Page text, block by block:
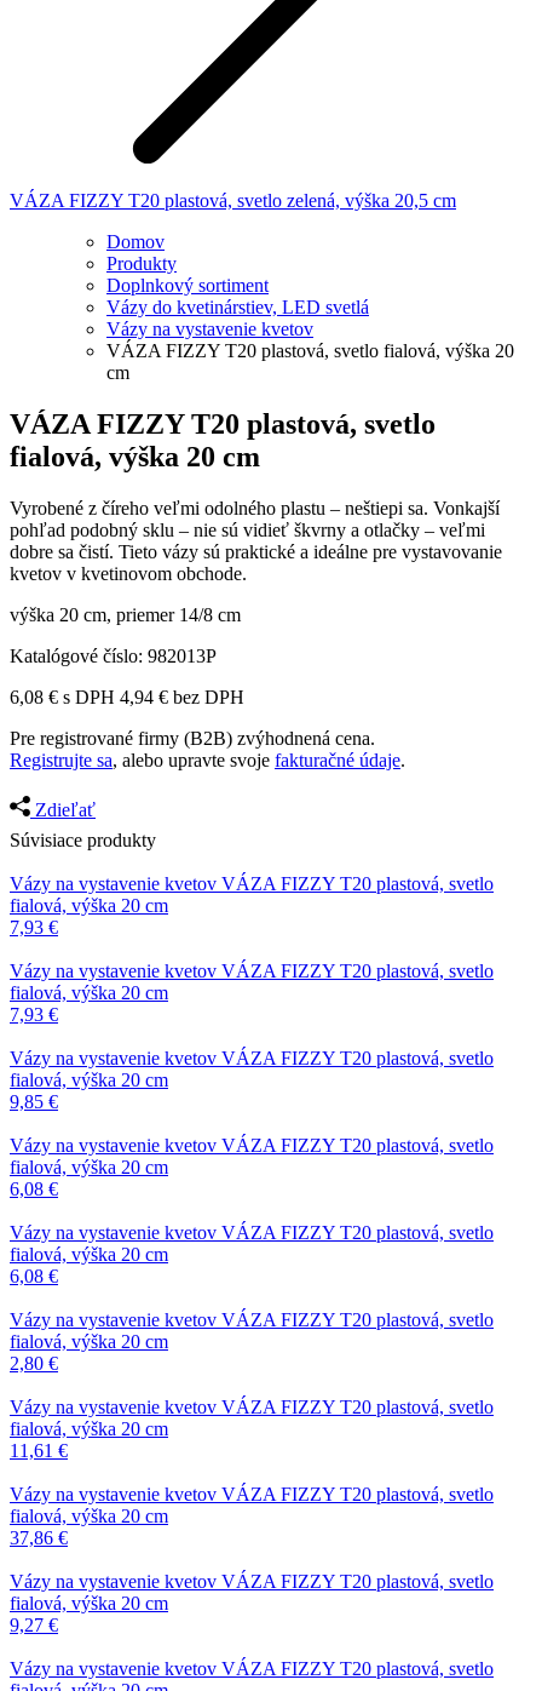
VÁZA FIZZY T20 plastová, svetlo zelená, výška 20,5 cm
Domov
Produkty
Doplnkový sortiment
Vázy do kvetinárstiev, LED svetlá
Vázy na vystavenie kvetov
VÁZA FIZZY T20 plastová, svetlo fialová, výška 20
cm
VÁZA FIZZY T20 plastová, svetlo
fialová, výška 20 cm
Vyrobené z číreho veľmi odolného plastu – neštiepi sa. Vonkajší
pohľad podobný sklu – nie sú vidieť škvrny a otlačky – veľmi
dobre sa čistí. Tieto vázy sú praktické a ideálne pre vystavovanie
kvetov v kvetinovom obchode.
výška 20 cm, priemer 14/8 cm
Katalógové číslo: 982013P
6,08 € s DPH 4,94 € bez DPH
Pre registrované firmy (B2B) zvýhodnená cena.
Registrujte sa, alebo upravte svoje fakturačné údaje.
Zdieľať
Súvisiace produkty
Vázy na vystavenie kvetov VÁZA FIZZY T20 plastová, svetlo
fialová, výška 20 cm
7,93 €
Vázy na vystavenie kvetov VÁZA FIZZY T20 plastová, svetlo
fialová, výška 20 cm
7,93 €
Vázy na vystavenie kvetov VÁZA FIZZY T20 plastová, svetlo
fialová, výška 20 cm
9,85 €
Vázy na vystavenie kvetov VÁZA FIZZY T20 plastová, svetlo
fialová, výška 20 cm
6,08 €
Vázy na vystavenie kvetov VÁZA FIZZY T20 plastová, svetlo
fialová, výška 20 cm
6,08 €
Vázy na vystavenie kvetov VÁZA FIZZY T20 plastová, svetlo
fialová, výška 20 cm
2,80 €
Vázy na vystavenie kvetov VÁZA FIZZY T20 plastová, svetlo
fialová, výška 20 cm
11,61 €
Vázy na vystavenie kvetov VÁZA FIZZY T20 plastová, svetlo
fialová, výška 20 cm
37,86 €
Vázy na vystavenie kvetov VÁZA FIZZY T20 plastová, svetlo
fialová, výška 20 cm
9,27 €
Vázy na vystavenie kvetov VÁZA FIZZY T20 plastová, svetlo